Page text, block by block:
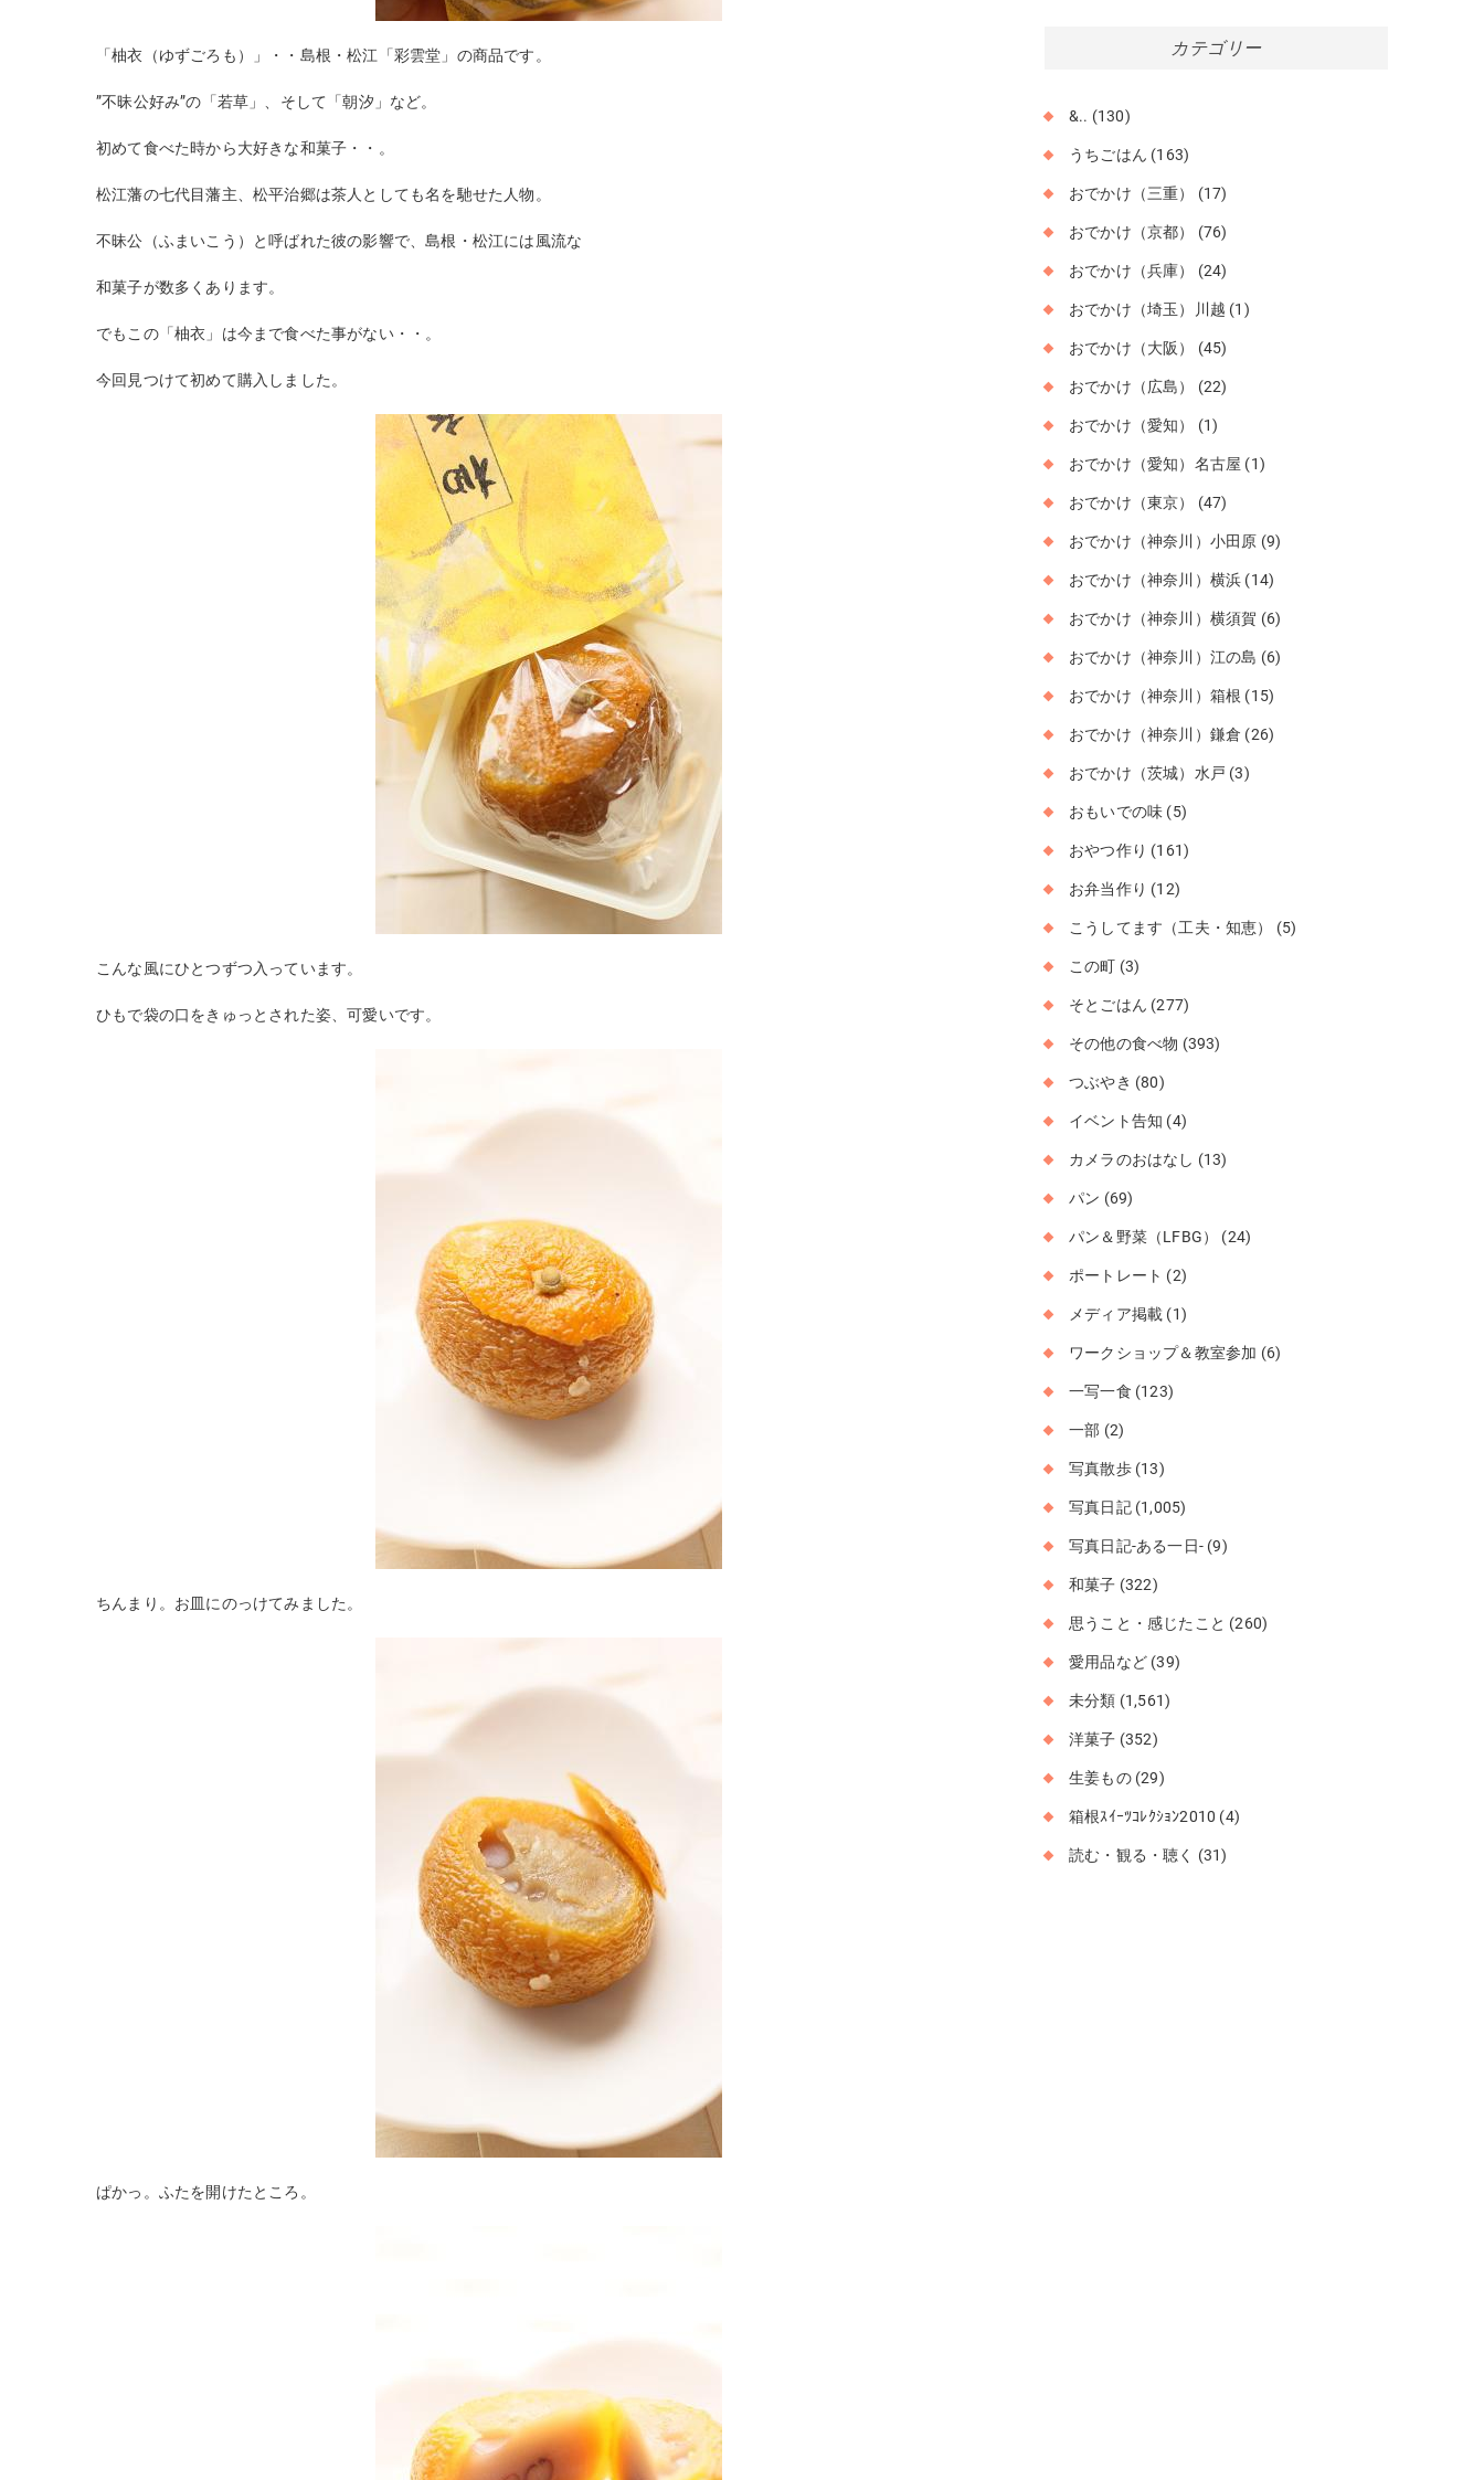
「柚衣（ゆずごろも）」・・島根・松江「彩雲堂」の商品です。
”不昧公好み”の「若草」、そして「朝汐」など。
初めて食べた時から大好きな和菓子・・。
松江藩の七代目藩主、松平治郷は茶人としても名を馳せた人物。
不昧公（ふまいこう）と呼ばれた彼の影響で、島根・松江には風流な
和菓子が数多くあります。
でもこの「柚衣」は今まで食べた事がない・・。
今回見つけて初めて購入しました。
こんな風にひとつずつ入っています。
ひもで袋の口をきゅっとされた姿、可愛いです。
ちんまり。お皿にのっけてみました。
ぱかっ。ふたを開けたところ。
カテゴリー
&.. (130)
うちごはん (163)
おでかけ（三重） (17)
おでかけ（京都） (76)
おでかけ（兵庫） (24)
おでかけ（埼玉）川越 (1)
おでかけ（大阪） (45)
おでかけ（広島） (22)
おでかけ（愛知） (1)
おでかけ（愛知）名古屋 (1)
おでかけ（東京） (47)
おでかけ（神奈川）小田原 (9)
おでかけ（神奈川）横浜 (14)
おでかけ（神奈川）横須賀 (6)
おでかけ（神奈川）江の島 (6)
おでかけ（神奈川）箱根 (15)
おでかけ（神奈川）鎌倉 (26)
おでかけ（茨城）水戸 (3)
おもいでの味 (5)
おやつ作り (161)
お弁当作り (12)
こうしてます（工夫・知恵） (5)
この町 (3)
そとごはん (277)
その他の食べ物 (393)
つぶやき (80)
イベント告知 (4)
カメラのおはなし (13)
パン (69)
パン＆野菜（LFBG） (24)
ポートレート (2)
メディア掲載 (1)
ワークショップ＆教室参加 (6)
一写一食 (123)
一部 (2)
写真散歩(13)
写真日記(1,005)
写真日記-ある一日- (9)
和菓子 (322)
思うこと・感じたこと (260)
愛用品など (39)
未分類 (1,561)
洋菓子 (352)
生姜もの(29)
箱根ｽｲｰﾂｺﾚｸｼｮﾝ2010 (4)
読む・観る・聴く (31)